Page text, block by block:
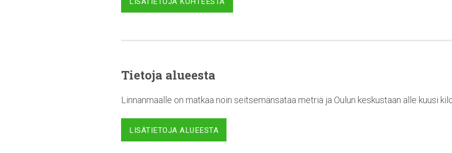
Tietoja alueesta
Linnanmaalle on matkaa noin seitsemänsataa metriä ja Oulun keskustaan alle kuusi
LISÄTIETOJA ALUEESTA